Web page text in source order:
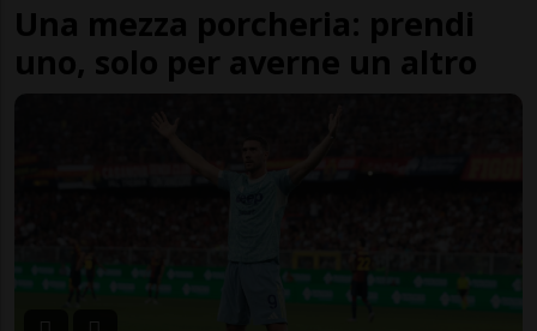
Una mezza porcheria: prendi
uno, solo per averne un altro